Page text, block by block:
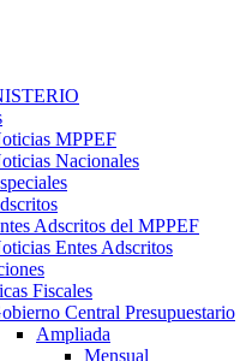
MPPEF
Nacionales
Adscritos del MPPEF
Entes Adscritos
Fiscales
Central Presupuestario
Ampliada
Mensual